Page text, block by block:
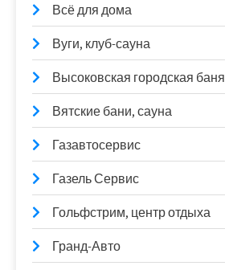
Всё для дома
Вуги, клуб-сауна
Высоковская городская баня
Вятские бани, сауна
Газавтосервис
Газель Сервис
Гольфстрим, центр отдыха
Гранд-Авто